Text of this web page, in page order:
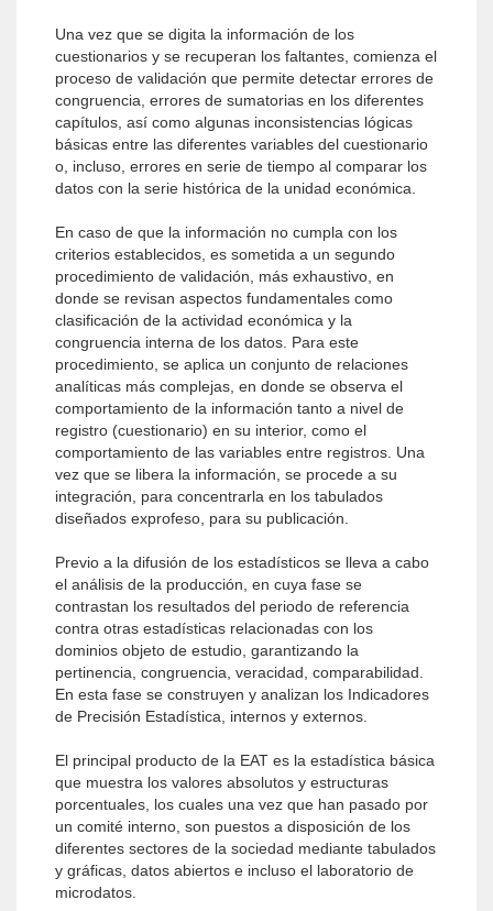
Una vez que se digita la información de los
cuestionarios y se recuperan los faltantes, comienza el
proceso de validación que permite detectar errores de
congruencia, errores de sumatorias en los diferentes
capítulos, así como algunas inconsistencias lógicas
básicas entre las diferentes variables del cuestionario
o, incluso, errores en serie de tiempo al comparar los
datos con la serie histórica de la unidad económica.
En caso de que la información no cumpla con los
criterios establecidos, es sometida a un segundo
procedimiento de validación, más exhaustivo, en
donde se revisan aspectos fundamentales como
clasificación de la actividad económica y la
congruencia interna de los datos. Para este
procedimiento, se aplica un conjunto de relaciones
analíticas más complejas, en donde se observa el
comportamiento de la información tanto a nivel de
registro (cuestionario) en su interior, como el
comportamiento de las variables entre registros. Una
vez que se libera la información, se procede a su
integración, para concentrarla en los tabulados
diseñados exprofeso, para su publicación.
Previo a la difusión de los estadísticos se lleva a cabo
el análisis de la producción, en cuya fase se
contrastan los resultados del periodo de referencia
contra otras estadísticas relacionadas con los
dominios objeto de estudio, garantizando la
pertinencia, congruencia, veracidad, comparabilidad.
En esta fase se construyen y analizan los Indicadores
de Precisión Estadística, internos y externos.
El principal producto de la EAT es la estadística básica
que muestra los valores absolutos y estructuras
porcentuales, los cuales una vez que han pasado por
un comité interno, son puestos a disposición de los
diferentes sectores de la sociedad mediante tabulados
y gráficas, datos abiertos e incluso el laboratorio de
microdatos.